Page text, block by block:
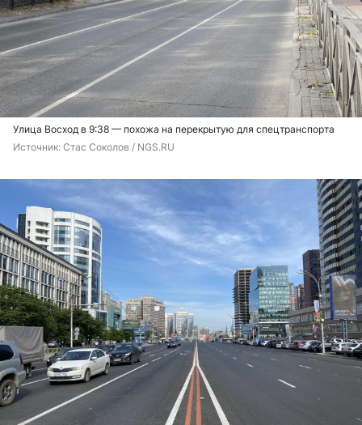
Улица Восход в 9:38 — похожа на перекрытую для спецтранспорта
Источник: Стас Соколов / NGS.RU